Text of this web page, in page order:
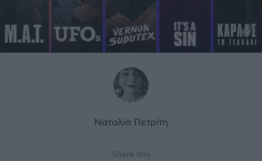
Ναταλία Πετρίτη
Share this